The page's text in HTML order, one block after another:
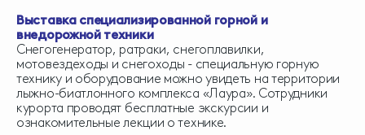
Выставка специализированной горной и
внедорожной техники
Снегогенератор, ратраки, снегоплавилки,
мотовездеходы и снегоходы - специальную горную
технику и оборудование можно увидеть на территории
лыжно-биатлонного комплекса «Лаура». Сотрудники
курорта проводят бесплатные экскурсии и
ознакомительные лекции о технике.